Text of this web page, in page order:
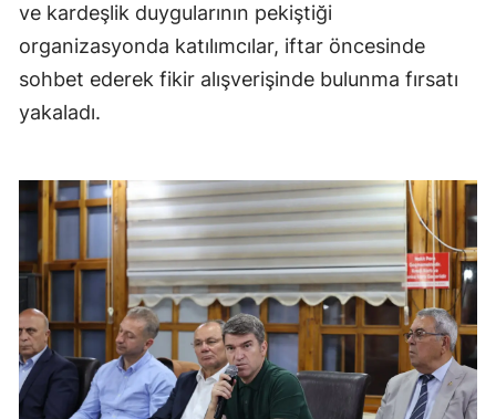
ve kardeşlik duygularının pekiştiği
organizasyonda katılımcılar, iftar öncesinde
sohbet ederek fikir alışverişinde bulunma fırsatı
yakaladı.